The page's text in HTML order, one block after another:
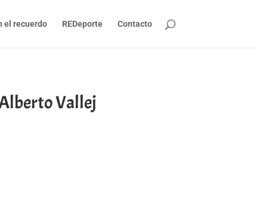
el recuerdo REDeporte Contacto
Vallej